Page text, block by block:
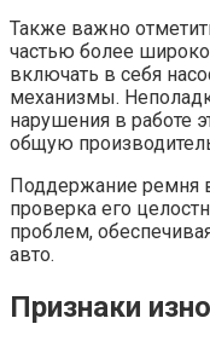
Также важно
частью более
включать в себя
механизмы.
нарушения в работе
общую
Поддержание ремня
проверка его
проблем,
авто.
Признаки